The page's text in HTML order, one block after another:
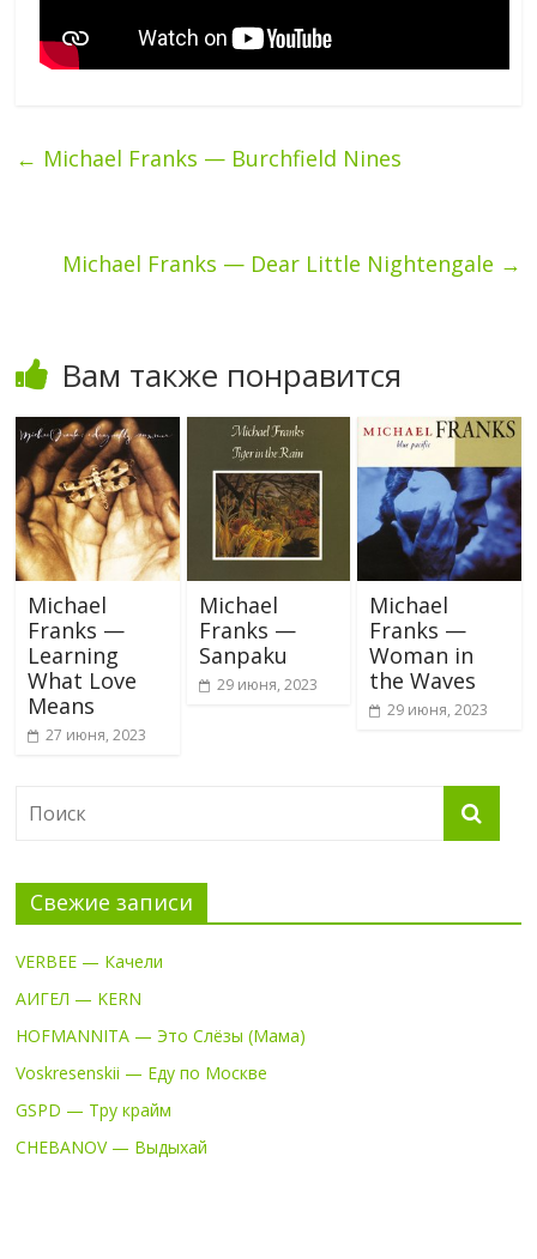
← Michael Franks — Burchfield Nines
Michael Franks — Dear Little Nightengale →
Вам также понравится
Michael
Franks —
Learning
What Love
Means
27 июня, 2023
Michael
Franks —
Sanpaku
29 июня, 2023
Michael
Franks —
Woman in
the Waves
29 июня, 2023
Свежие записи
VERBEE — Качели
АИГЕЛ — KERN
HOFMANNITA — Это Слёзы (Мама)
Voskresenskii — Еду по Москве
GSPD — Тру крайм
CHEBANOV — Выдыхай